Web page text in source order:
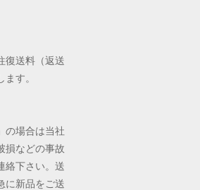
復送料（返送
ます。
の場合は当社
損などの事故
絡下さい。送
に新品をご送